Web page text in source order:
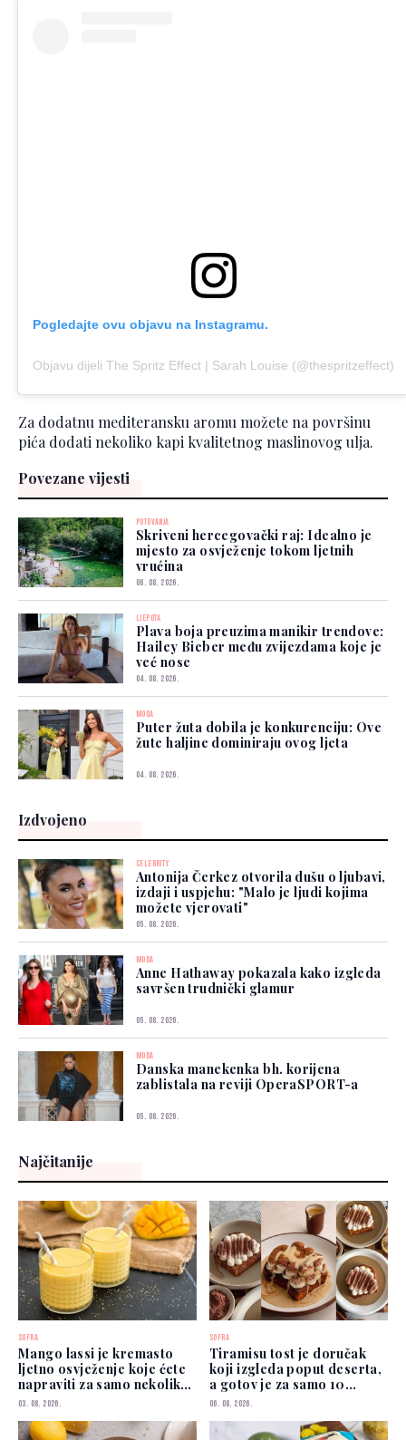
Pogledajte ovu objavu na Instagramu.
Objavu dijeli The Spritz Effect | Sarah Louise (@thespritzeffect)
Za dodatnu mediteransku aromu možete na površinu
pića dodati nekoliko kapi kvalitetnog maslinovog ulja.
Povezane vijesti
PUTOVANJA
Skriveni hercegovački raj: Idealno je
mjesto za osvježenje tokom ljetnih
vrućina
06. 08. 2026.
LJEPOTA
Plava boja preuzima manikir trendove:
Hailey Bieber među zvijezdama koje je
već nose
04. 08. 2026.
MODA
Puter žuta dobila je konkurenciju: Ove
žute haljine dominiraju ovog ljeta
04. 08. 2026.
Izdvojeno
CELEBRITY
Antonija Čerkez otvorila dušu o ljubavi,
izdaji i uspjehu: "Malo je ljudi kojima
možete vjerovati"
05. 08. 2026.
MODA
Anne Hathaway pokazala kako izgleda
savršen trudnički glamur
05. 08. 2026.
MODA
Danska manekenka bh. korijena
zablistala na reviji OperaSPORT-a
05. 08. 2026.
Najčitanije
SOFRA
Mango lassi je kremasto
ljetno osvježenje koje ćete
napraviti za samo nekoliko
minuta
03. 08. 2026.
SOFRA
Tiramisu tost je doručak
koji izgleda poput deserta,
a gotov je za samo 10
minuta
06. 08. 2026.